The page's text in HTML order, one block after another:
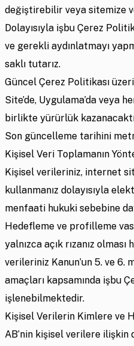
değiştirebilir veya sitemize
Dolayısıyla işbu Çerez
ve gerekli aydınlatmayı
saklı tutarız.
Güncel Çerez Politikası
Site’de, Uygulama’da veya
birlikte yürürlük
Son güncelleme tarihini
Kişisel Veri Toplamanın
Kişisel verileriniz, internet
kullanmanız dolayısıyla
menfaati hukuki sebebine
Hedefleme ve profilleme
yalnızca açık rızanız
verileriniz Kanun’un 5. ve
amaçları kapsamında işbu
işlenebilmektedir.
Kişisel Verilerin Kimlere ve
AB’nin kişisel verilere ilişkin